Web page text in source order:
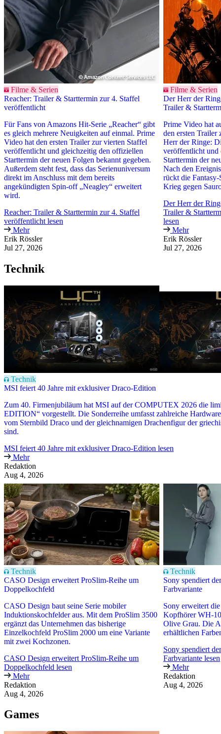
Filme & Serien
Reacher: Trailer & Starttermin zur 4. Staffel
veröffentlicht
Für Fans von Amazons Hit-Serie „Reacher“ gibt
es gleich mehrere Neuigkeiten auf einmal. Prime
Video hat den ersten Trailer zur vierten Staffel
veröffentlicht und gleichzeitig den offiziellen
Starttermin der neuen Folgen bekannt gegeben.
Außerdem steht fest, dass das Serienuniversum
direkt im Anschluss mit dem bereits
angekündigten Spin-off „Neagley“ erweitert
wird.
Reacher: Trailer & Starttermin zur 4. Staffel
veröffentlicht lesen
Mehr
Erik Rössler
Jul 27, 2026
Filme & Serien
Der Herr der
Trailer &
Prime Video hat
den ersten Trailer
Herr der Ringe:
veröffentlicht und
Starttermin der
Nach den
rückt die
Krieg gegen
Der Herr der
Trailer &
lesen
Mehr
Erik Rössler
Jul 27, 2026
Technik
Technik
MSI feiert 40 Jahre mit exklusiver Draco-Edition
Zum 40. Firmenjubiläum hat MSI auf der COMPUTEX 2026 die
EDITION“ vorgestellt. Die Sonderreihe umfasst zahlreiche
vom Sternbild Draco und der gleichnamigen Drachenfigur der
sind.
MSI feiert 40 Jahre mit exklusiver Draco-Edition lesen
Mehr
Redaktion
Aug 4, 2026
Technik
CASO Design erweitert ProSlim-Reihe um
Doppelkochfeld
CASO Design baut seine Serie mobiler
Induktionskochfelder aus. Mit dem ProSlim 3500
ergänzt das Unternehmen das bisherige
Einzelkochfeld ProSlim 2000 um eine Variante
mit zwei Kochzonen.
CASO Design erweitert ProSlim-Reihe um
Doppelkochfeld lesen
Mehr
Redaktion
Aug 4, 2026
Technik
Sony spendiert
Farbvariante
Sony erweitert
Kopfhörer WH-
Olive Grau. Die
erhältlichen
Sony spendiert
Farbvariante lesen
Mehr
Redaktion
Aug 4, 2026
Games